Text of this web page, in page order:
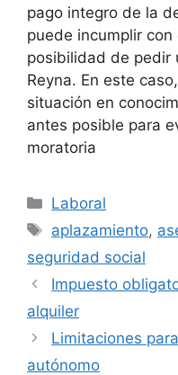
pago integro de la
puede incumplir
posibilidad de pedir
Reyna. En este
situación en
antes posible para
moratoria
Laboral
aplazamiento,
seguridad social
Impuesto
alquiler
Limitaciones
autónomo